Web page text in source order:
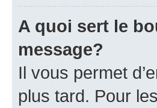
A quoi sert le
message?
Il vous permet
plus tard. Pour